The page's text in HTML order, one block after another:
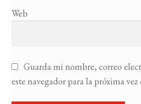
Web
Guarda mi nombre, correo
este navegador para la próxima